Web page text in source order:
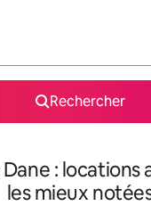
Rechercher
: locations
les mieux